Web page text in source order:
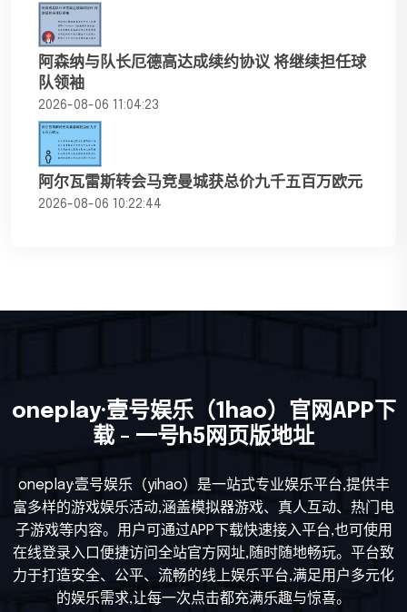
阿森纳与队长厄德高达成续约协议 将继续担任球
队领袖
2026-08-06 11:04:23
阿尔瓦雷斯转会马竞曼城获总价九千五百万欧元
2026-08-06 10:22:44
oneplay·壹号娱乐（1hao）官网APP下
载 - 一号h5网页版地址
oneplay·壹号娱乐（yihao）是一站式专业娱乐平台,提供丰
富多样的游戏娱乐活动,涵盖模拟器游戏、真人互动、热门电
子游戏等内容。用户可通过APP下载快速接入平台,也可使用
在线登录入口便捷访问全站官方网址,随时随地畅玩。平台致
力于打造安全、公平、流畅的线上娱乐平台,满足用户多元化
的娱乐需求,让每一次点击都充满乐趣与惊喜。